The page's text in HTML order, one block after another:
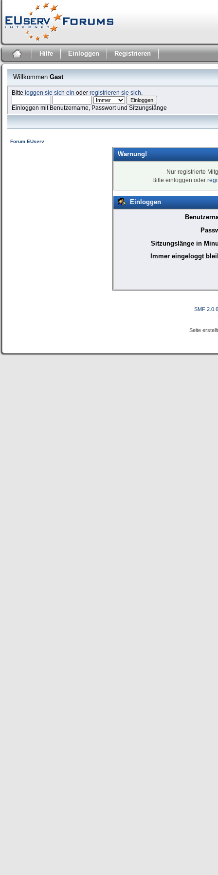
Hilfe Einloggen Registrieren
Willkommen Gast
Bitteloggen sie sich ein oderregistrieren sie sich
Einloggen mit Benutzername, Passwort und Sitzungslänge
Forum EUserv
Warnung!
Nur registrierte
Bitte einloggen oder
Einloggen
Sitzungslänge in
Immer eingeloggt
SMF 2.0.6
Seite